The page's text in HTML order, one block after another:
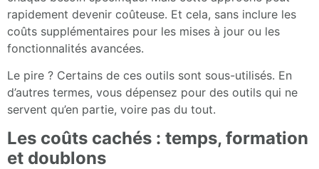
rapidement devenir coûteuse. Et cela, sans inclure les
coûts supplémentaires pour les mises à jour ou les
fonctionnalités avancées.
Le pire ? Certains de ces outils sont sous-utilisés. En
d’autres termes, vous dépensez pour des outils qui ne
servent qu’en partie, voire pas du tout.
Les coûts cachés : temps, formation
et doublons